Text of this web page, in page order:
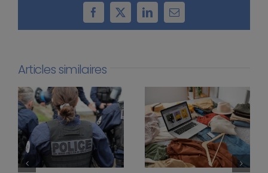
Facebook
X LinkedInEmail
Articles similaires